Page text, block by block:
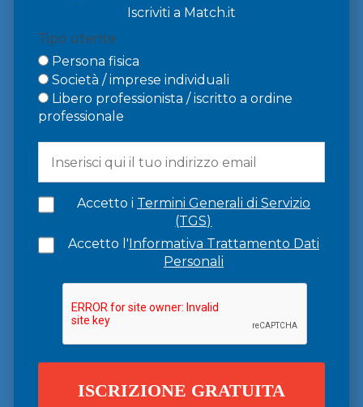
Iscriviti a Match.it
Tipo utente
Persona fisica
Società / imprese individuali
Libero professionista / iscritto a ordine
professionale
Accetto i Termini Generali di Servizio
(TGS)
Accetto l'Informativa Trattamento Dati
Personali